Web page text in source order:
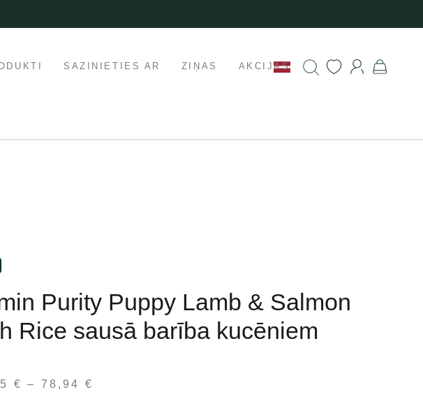
SAZINIETIES AR ZIŅAS AKCIJAS
Purity Puppy Lamb & Salmon
Rice sausā barība kucēniem
€ – 78,94 €